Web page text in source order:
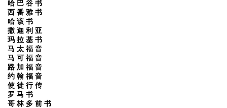
哈 巴 谷 书
西 番 雅 书
哈 该 书
撒 迦 利 亚
玛 拉 基 书
马 太 福 音
马 可 福 音
路 加 福 音
约 翰 福 音
使 徒 行 传
罗 马 书
哥 林 多 前 书